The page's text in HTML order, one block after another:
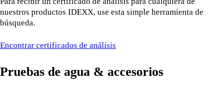
nuestros productos IDEXX, use esta simple herramienta de
búsqueda.
Encontrar certificados de análisis
Pruebas de agua & accesorios